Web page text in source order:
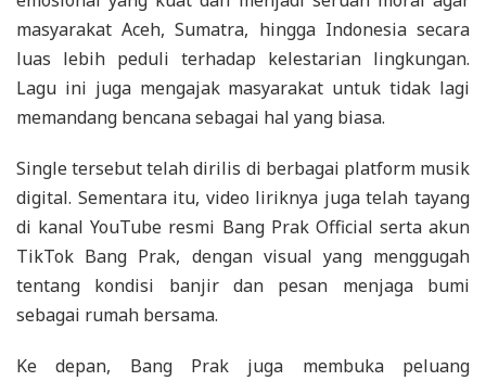
masyarakat Aceh, Sumatra, hingga Indonesia secara
luas lebih peduli terhadap kelestarian lingkungan.
Lagu ini juga mengajak masyarakat untuk tidak lagi
memandang bencana sebagai hal yang biasa.
Single tersebut telah dirilis di berbagai platform musik
digital. Sementara itu, video liriknya juga telah tayang
di kanal YouTube resmi Bang Prak Official serta akun
TikTok Bang Prak, dengan visual yang menggugah
tentang kondisi banjir dan pesan menjaga bumi
sebagai rumah bersama.
Ke depan, Bang Prak juga membuka peluang